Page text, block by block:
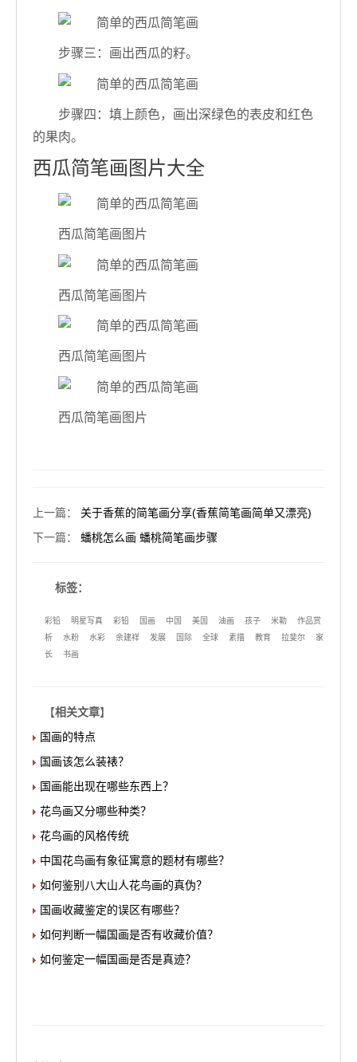
步骤三：画出西瓜的籽。
步骤四：填上颜色，画出深绿色的表皮和红色
的果肉。
西瓜简笔画图片大全
西瓜简笔画图片
西瓜简笔画图片
西瓜简笔画图片
西瓜简笔画图片
上一篇： 关于香蕉的简笔画分享(香蕉简笔画简单又漂亮)
下一篇： 蟠桃怎么画 蟠桃简笔画步骤
标签：
彩铅 明星写真 彩铅 国画 中国 美国 油画 孩子 米勒
作品赏
析
水粉 水彩 余建祥 发展 国际 全球 素描 教育 拉斐尔
家
长
书画
【相关文章】
国画的特点
国画该怎么装裱？
国画能出现在哪些东西上？
花鸟画又分哪些种类？
花鸟画的风格传统
中国花鸟画有象征寓意的题材有哪些？
如何鉴别八大山人花鸟画的真伪？
国画收藏鉴定的误区有哪些？
如何判断一幅国画是否有收藏价值？
如何鉴定一幅国画是否是真迹？